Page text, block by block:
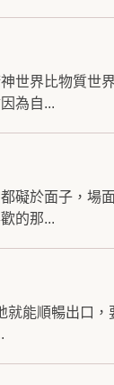
世界比物質世
為自...
礙於面子，場
的那...
就能順暢出口